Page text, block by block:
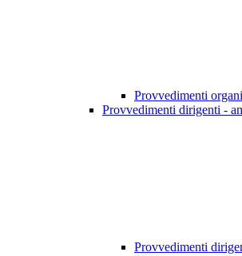
Provvedimenti
Provvedimenti dirigenti -
Provvedimenti